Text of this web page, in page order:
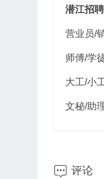
潜江招聘
营业员/
师傅/学
大工/小
文秘/助
 评论